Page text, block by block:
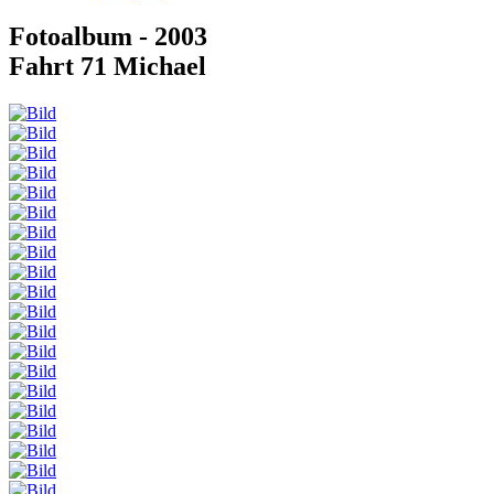
Fotoalbum - 2003
Fahrt 71 Michael